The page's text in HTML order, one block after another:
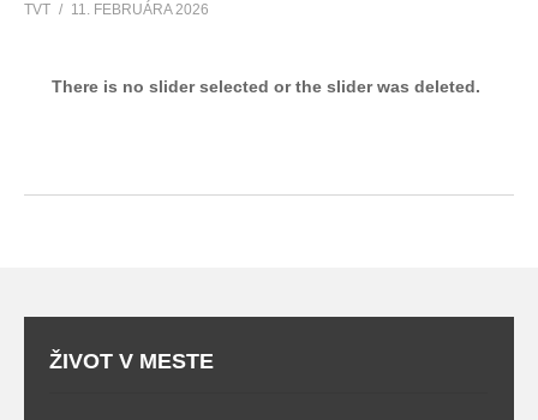
TVT 11. FEBRUÁRA 2026
There is no slider selected or the slider was deleted.
ŽIVOT V MESTE